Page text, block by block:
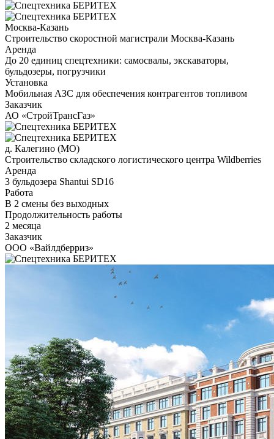
Москва-Казань
Строительство скоростной магистрали Москва-Казань
Аренда
До 20 единиц спецтехники: самосвалы, экскаваторы,
бульдозеры, погрузчики
Установка
Мобильная АЗС для обеспечения контрагентов топливом
Заказчик
АО «СтройТрансГаз»
д. Калегино (МО)
Строительство складского логистического центра Wildberries
Аренда
3 бульдозера Shantui SD16
Работа
В 2 смены без выходных
Продолжительность работы
2 месяца
Заказчик
ООО «Вайлдберриз»